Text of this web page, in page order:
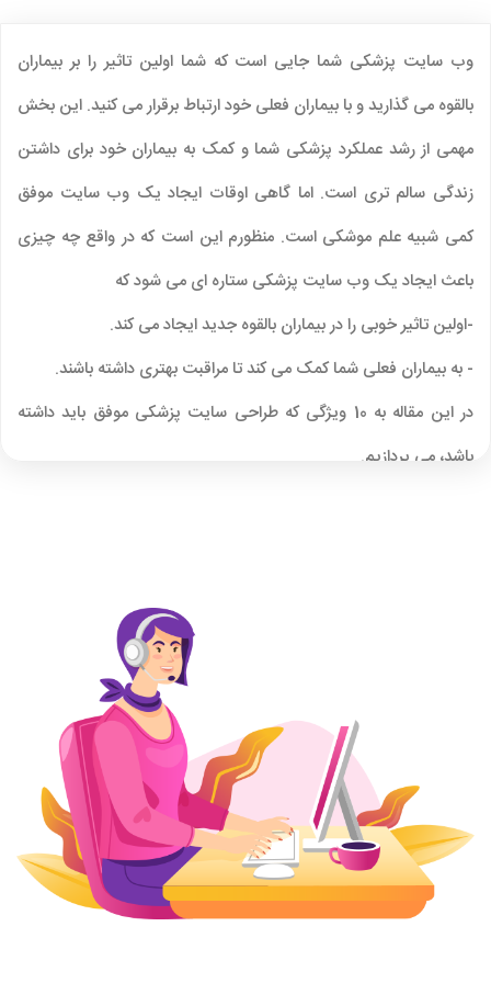
وب سایت پزشکی شما جایی است که شما اولین تاثیر را بر بیماران
بالقوه می گذارید و با بیماران فعلی خود ارتباط برقرار می کنید. این بخش
مهمی از رشد عملکرد پزشکی شما و کمک به بیماران خود برای داشتن
زندگی سالم تری است. اما گاهی اوقات ایجاد یک وب سایت موفق
کمی شبیه علم موشکی است. منظورم این است که در واقع چه چیزی
باعث ایجاد یک وب سایت پزشکی ستاره ای می شود که
-اولین تاثیر خوبی را در بیماران بالقوه جدید ایجاد می کند.
- به بیماران فعلی شما کمک می کند تا مراقبت بهتری داشته باشند.
در این مقاله به 10 ویژگی که طراحی سایت پزشکی موفق باید داشته
باشد، می پردازیم.
متن پیشنهادی شما بزرگترین متن در صفحه اصلی سایت پزشکی شما
است. در یک جمله یا کمتر، دقیقاً کیفیت و نوع مراقبتی که شما به
در اینترنت، شما فقط چند ثانیه فرصت دارید تا تاثیر خوبی داشته باشید.
بنابراین بیانیه ارزش شما باید فوراً به بیماران بالقوه شما بگوید که راه
خود را به سایت مناسب پیدا کرده اند.